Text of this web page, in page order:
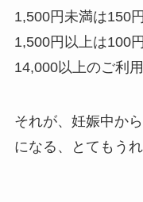
1,500円未満は150
1,500円以上は100
14,000以上のご利
それが、妊娠中か
になる、とてもう